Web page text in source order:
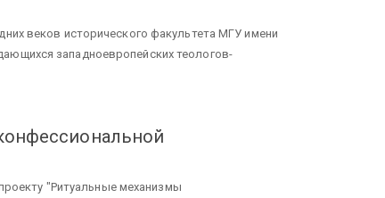
веков исторического факультета МГУ имени
западноевропейских теологов-
"Ритуальные механизмы